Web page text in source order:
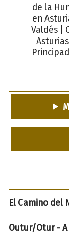
de la
en
Valdés |
El Camino del
Outur/Otur - A